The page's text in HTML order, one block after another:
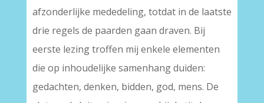
afzonderlijke mededeling, totdat in de laatste
drie regels de paarden gaan draven. Bij
eerste lezing troffen mij enkele elementen
die op inhoudelijke samenhang duiden:
gedachten, denken, bidden, god, mens. De